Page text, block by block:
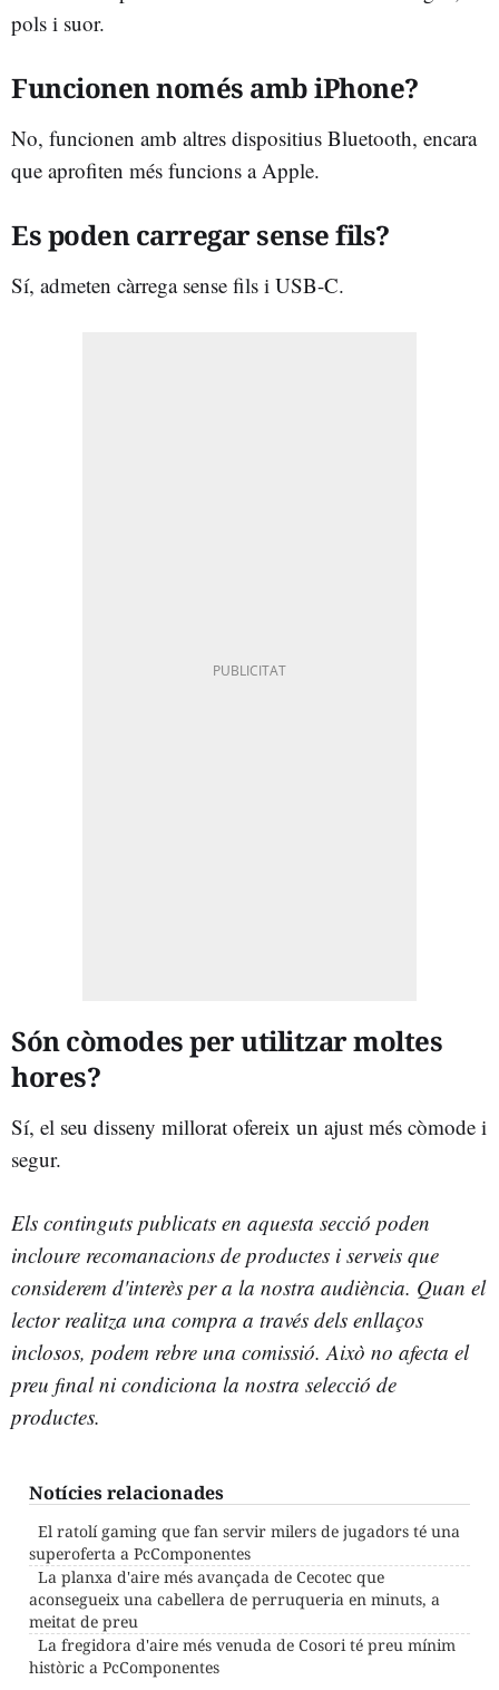
pols i suor.
Funcionen només amb iPhone?
No, funcionen amb altres dispositius Bluetooth, encara
que aprofiten més funcions a Apple.
Es poden carregar sense fils?
Sí, admeten càrrega sense fils i USB-C.
Són còmodes per utilitzar moltes
hores?
Sí, el seu disseny millorat ofereix un ajust més còmode i
segur.
Els continguts publicats en aquesta secció poden
incloure recomanacions de productes i serveis que
considerem d'interès per a la nostra audiència. Quan el
lector realitza una compra a través dels enllaços
inclosos, podem rebre una comissió. Això no afecta el
preu final ni condiciona la nostra selecció de
productes.
Notícies relacionades
El ratolí gaming que fan servir milers de jugadors té una
superoferta a PcComponentes
La planxa d'aire més avançada de Cecotec que
aconsegueix una cabellera de perruqueria en minuts, a
meitat de preu
La fregidora d'aire més venuda de Cosori té preu mínim
històric a PcComponentes